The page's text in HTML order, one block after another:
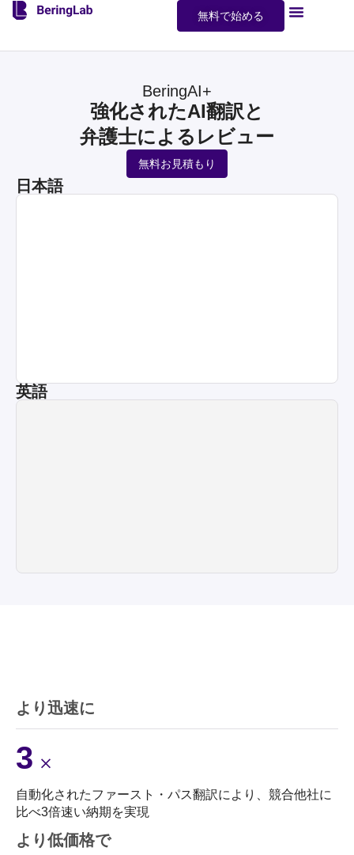
無料で始める
BeringAI+
強化されたAI翻訳と
弁護士によるレビュー
無料お見積もり
日本語
英語
より迅速に
3
自動化されたファースト・パス翻訳により、競合他社に
比べ3倍速い納期を実現
より低価格で